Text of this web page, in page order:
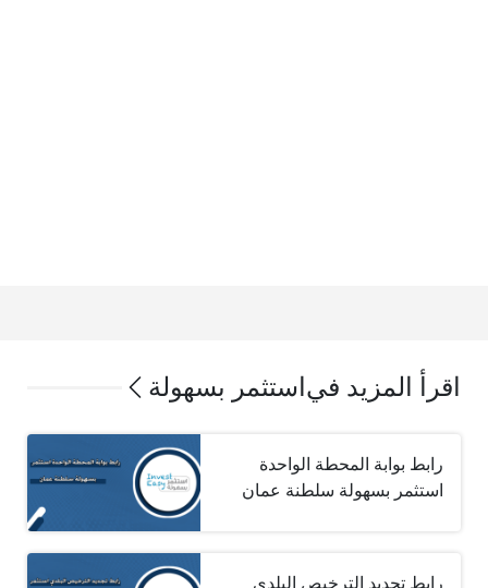
اقرأ المزيد في استثمر بسهولة
رابط بوابة المحطة الواحدة
استثمر بسهولة سلطنة عمان
رابط تجديد الترخيص البلدي